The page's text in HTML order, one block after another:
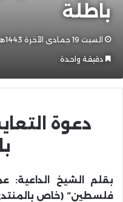
باطلة
السبت 19 جمادى الآخرة 1443هـ 22-1-2022م
دقيقة واحدة
دعوة
بقلم الشيخ الداعية:
فلسطين” (خاص